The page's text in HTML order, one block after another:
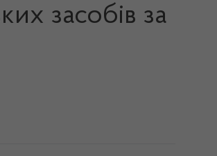
засобів за